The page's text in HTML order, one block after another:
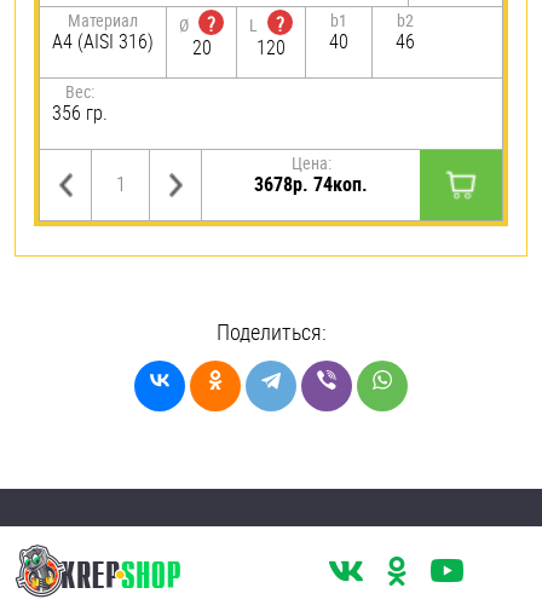
Материал
A4 (AISI 316)
Ø
?
20
L
?
120
b1
40
b2
46
Вес:
356 гр.
Цена:
3678р. 74коп.
Поделиться: